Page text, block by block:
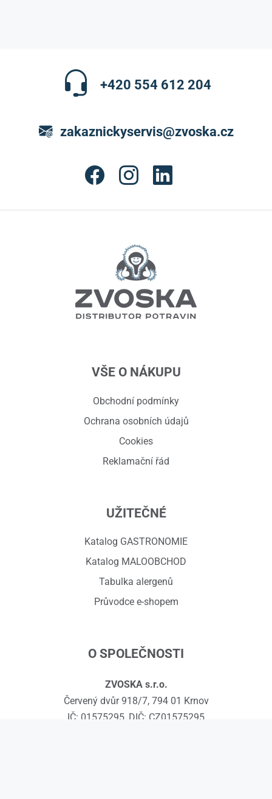
+420 554 612 204
zakaznickyservis@zvoska.cz
VŠE O NÁKUPU
Obchodní podmínky
Ochrana osobních údajů
Cookies
Reklamační řád
UŽITEČNÉ
Katalog GASTRONOMIE
Katalog MALOOBCHOD
Tabulka alergenů
Průvodce e-shopem
O SPOLEČNOSTI
ZVOSKA s.r.o.
Červený dvůr 918/7, 794 01 Krnov
IČ: 01575295, DIČ: CZ01575295